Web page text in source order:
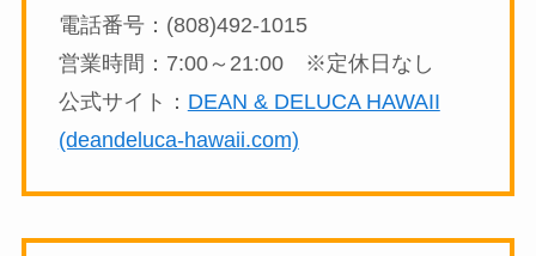
電話番号：(808)492-1015
営業時間：7:00～21:00 ※定休日なし
公式サイト： DEAN & DELUCA HAWAII
(deandeluca-hawaii.com)